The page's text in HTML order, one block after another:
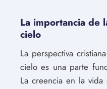
La importancia de
cielo
La perspectiva
cielo es una parte
La creencia en la